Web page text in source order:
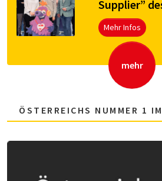
Supplier”
Mehr Infos
mehr
ÖSTERREICHS NUMMER 1